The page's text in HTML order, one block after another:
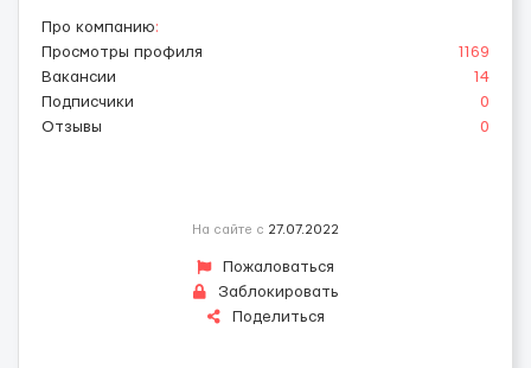
Про компанию:
Просмотры профиля
1169
Вакансии
14
Подписчики
0
Отзывы
0
На сайте с 27.07.2022
Пожаловаться
Заблокировать
Поделиться